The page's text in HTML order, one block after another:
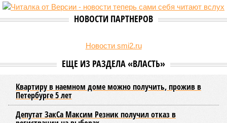
НОВОСТИ ПАРТНЕРОВ
Новости smi2.ru
ЕЩЕ ИЗ РАЗДЕЛА «ВЛАСТЬ»
Квартиру в наемном доме можно получить, прожив в
Петербурге 5 лет
Депутат ЗакСа Максим Резник получил отказ в